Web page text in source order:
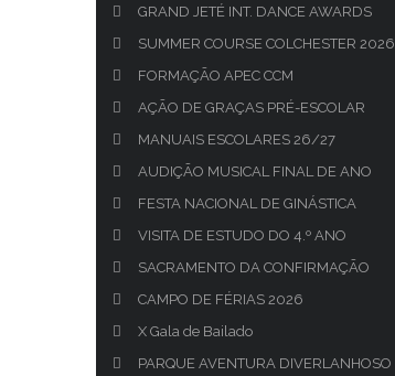
GRAND JETÉ INT. DANCE AWARDS
SUMMER COURSE COLCHESTER 2026
FORMAÇÃO APEC CCM
AÇÃO DE GRAÇAS PRÉ-ESCOLAR
MANUAIS ESCOLARES 26/27
AUDIÇÃO MUSICAL FINAL DE ANO
FESTA NACIONAL DE GINÁSTICA
VISITA DE ESTUDO DO 4.º ANO
SACRAMENTO DA CONFIRMAÇÃO
CAMPO DE FÉRIAS 2026
X Gala de Bailado
PARQUE AVENTURA DIVERLANHOSO